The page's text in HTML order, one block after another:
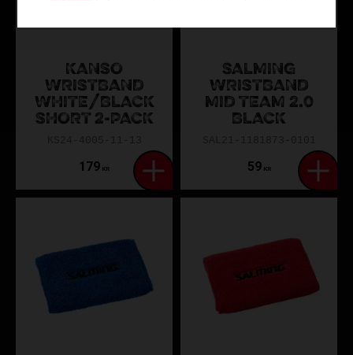
KANSO
WRISTBAND
WHITE/BLACK
SHORT 2-PACK
179 KR
SALMING
WRISTBAND
MID TEAM 2.0
BLACK
59KR